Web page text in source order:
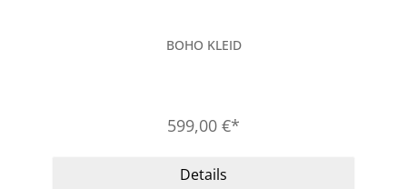
BOHO KLEID
599,00 €*
Details